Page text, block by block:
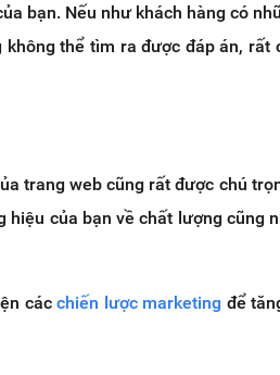
bạn. Nếu như khách hàng có
thể tìm ra được đáp án, rất
trang web cũng rất được chú
hiệu của bạn về chất lượng cũng
cácchiến lược marketing để